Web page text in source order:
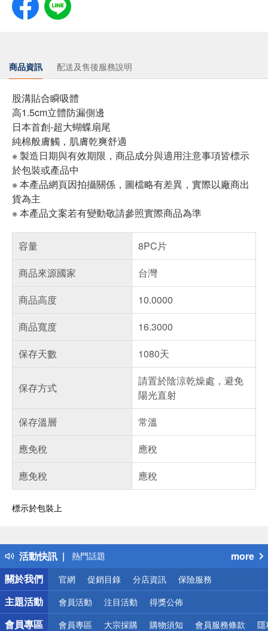
商品資訊 配送及售後服務說明
股溝貼合瞬吸體
高1.5cm立體防漏側邊
日本首創-超大蝴蝶扇尾
純棉般膚觸，肌膚乾爽舒適
※ 製造日期與有效期限，商品成分與適用注意事項皆標示
於包裝或產品中
※ 本產品網頁因拍攝關係，圖檔略有差異，實際以廠商出
貨為主
※ 本產品文案若有變動敬請參照實際商品為準
容量
8PC片
商品來源國家
台灣
商品高度
10.0000
商品寬度
16.3000
保存天數
1080天
保存方式
請置於陰涼乾燥處，避免
陽光直射
保存溫層
常溫
應免稅
應稅
應免稅
應稅
標示於包裝上
活動快訊
得獎公告
熱門話題
銀行優惠
偏遠地區配送
詐騙網頁！請小心！
more
關於我們
官網 促銷目錄 分店資訊 保險服務
主題活動 會員活動 注目活動 得獎公佈
會員專區 會員專區 大宗採購 購物須知 會員服務條款 隱